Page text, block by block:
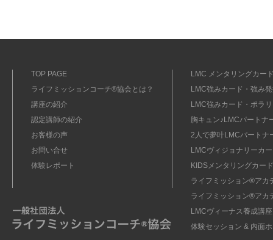
TOP PAGE
ライフミッションコーチ®協会とは？
講座の紹介
認定講師の紹介
お客様の声
お問い合せ
体験レポート
LMC メンタリングカー
LMC強みカード・強み
LMC強みカード・ポラ
胸キュン♪LMCパートナ
2人で夢叶LMCパートナ
LMCヴィジョナリーカ
KIDSメンタリングカー
ライフミッション®︎アカ
ライフミッション®︎アカ
LMCヴィーナス養成講座
体験セッション & 内面